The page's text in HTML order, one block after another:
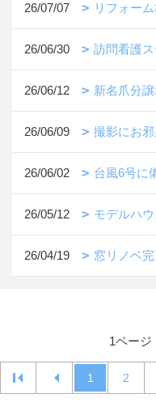
26/07/07 リフォー
26/06/30 訪問看護
26/06/12 新名爪分
26/06/09 撮影にお
26/06/02 台風6号に
26/05/12 モデルハ
26/04/19 窓リノベ完
1ページ
1 2